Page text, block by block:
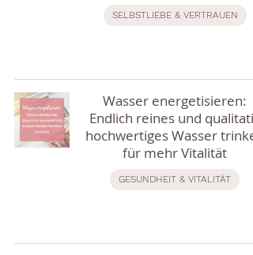
SELBSTLIEBE & VERTRAUEN
Wasser energetisieren:
Endlich reines und qualitativ
hochwertiges Wasser
für mehr Vitalität
GESUNDHEIT & VITALITÄT